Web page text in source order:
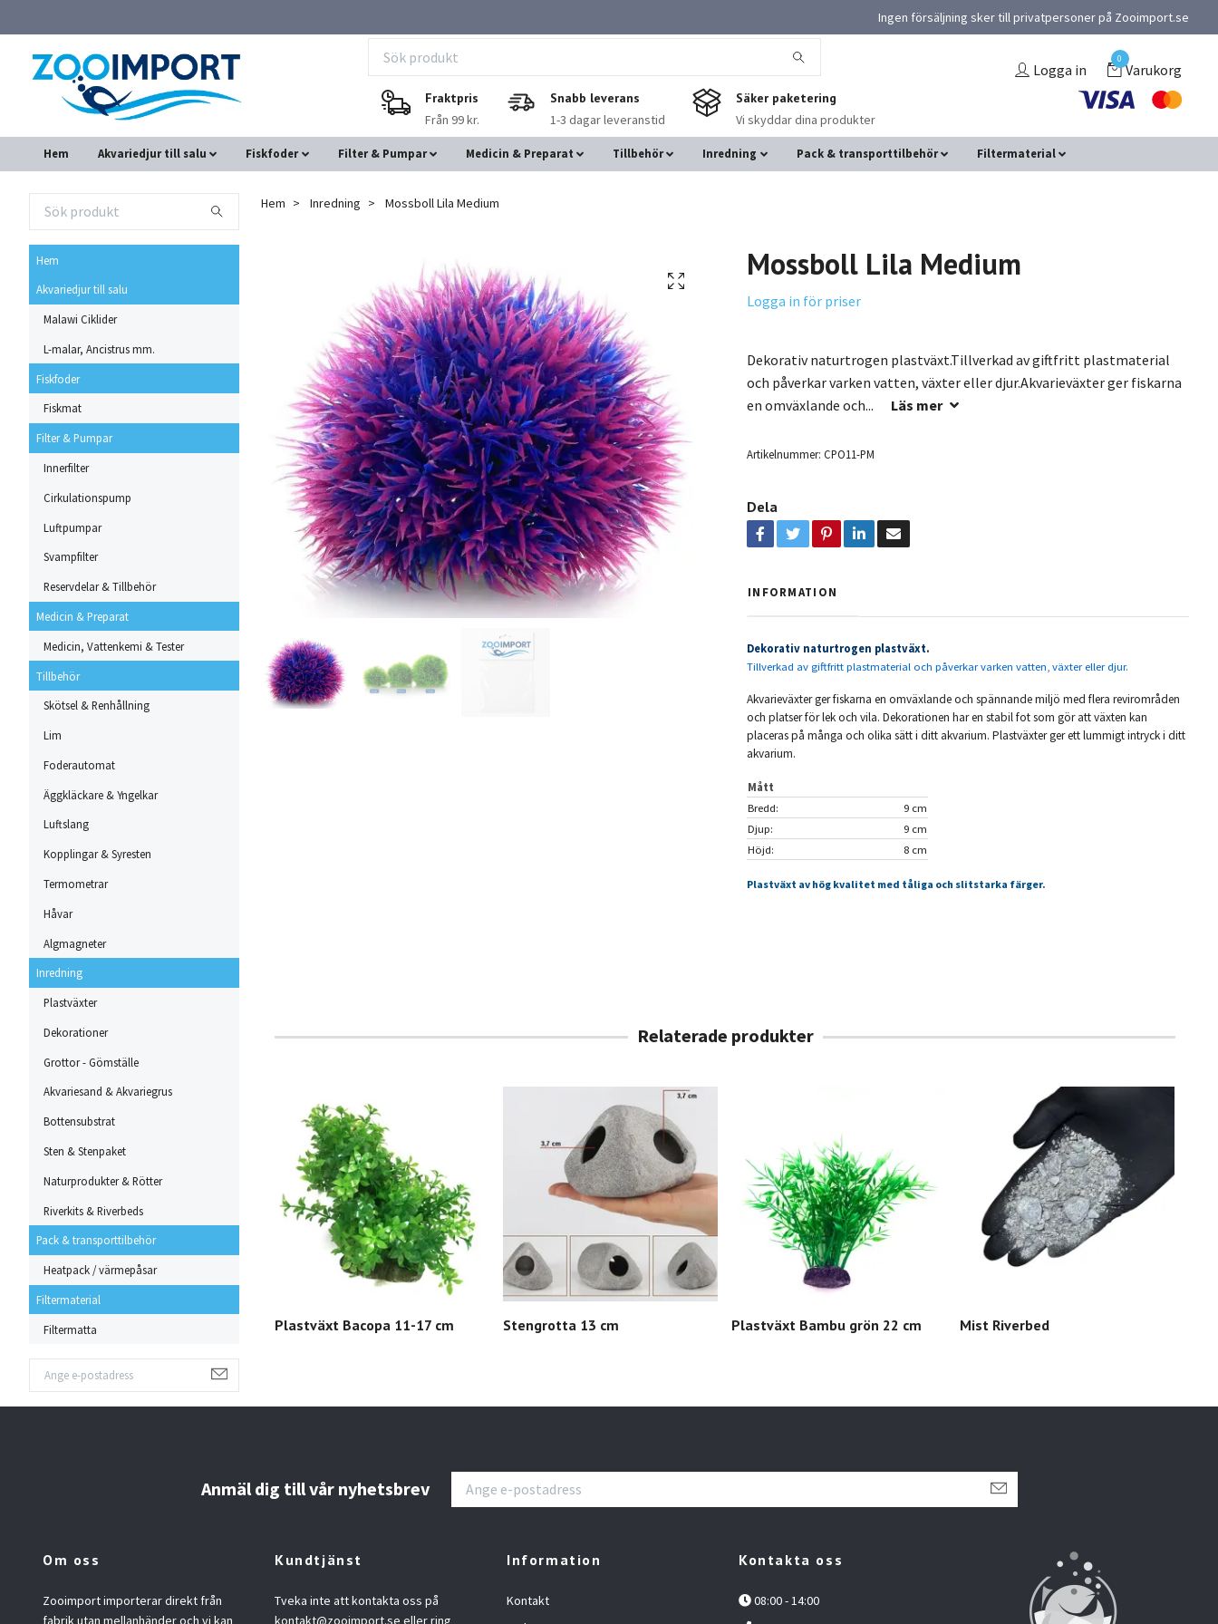
Ingen försäljning sker till privatpersoner på Zooimport.se
Fraktpris
Från 99 kr.
Snabb leverans
1-3 dagar leveranstid
Säker paketering
Vi skyddar dina produkter
Logga in
0
Varukorg
Hem Akvariedjur till salu Fiskfoder Filter & Pumpar Medicin & Preparat Tillbehör Inredning Pack & transporttilbehör Filtermaterial
Hem
Akvariedjur till salu
Malawi Ciklider
L-malar, Ancistrus mm.
Fiskfoder
Fiskmat
Filter & Pumpar
Innerfilter
Cirkulationspump
Luftpumpar
Svampfilter
Reservdelar & Tillbehör
Medicin & Preparat
Medicin, Vattenkemi & Tester
Tillbehör
Skötsel & Renhållning
Lim
Foderautomat
Äggkläckare & Yngelkar
Luftslang
Kopplingar & Syresten
Termometrar
Håvar
Algmagneter
Inredning
Plastväxter
Dekorationer
Grottor - Gömställe
Akvariesand & Akvariegrus
Bottensubstrat
Sten & Stenpaket
Naturprodukter & Rötter
Riverkits & Riverbeds
Pack & transporttilbehör
Heatpack / värmepåsar
Filtermaterial
Filtermatta
Hem Inredning Mossboll Lila Medium
Mossboll Lila Medium
Logga in för priser
Dekorativ naturtrogen plastväxt.Tillverkad av giftfritt plastmaterial
och påverkar varken vatten, växter eller djur.Akvarieväxter ger fiskarna
en omväxlande och...
Läs mer
Artikelnummer: CPO11-PM
Dela
INFORMATION
Dekorativ naturtrogen plastväxt.
Tillverkad av giftfritt plastmaterial och påverkar varken vatten, växter eller djur.
Akvarieväxter ger fiskarna en omväxlande och spännande miljö med flera revirområden
och platser för lek och vila. Dekorationen har en stabil fot som gör att växten kan
placeras på många och olika sätt i ditt akvarium. Plastväxter ger ett lummigt intryck i ditt
akvarium.
Mått
Bredd:
9 cm
Djup:
9 cm
Höjd:
8 cm
Plastväxt av hög kvalitet med tåliga och slitstarka färger.
Plastväxt Bacopa 11-17 cm Stengrotta 13 cm Plastväxt Bambu grön 22 cm Mist Riverbed
Anmäl dig till vår nyhetsbrev
Om oss
Zooimport importerar direkt från
fabrik utan mellanhänder och vi kan
Kundtjänst
Tveka inte att kontakta oss på
kontakt@zooimport.se eller ring
Information
Kontakt
Kontakta oss
08:00 - 14:00